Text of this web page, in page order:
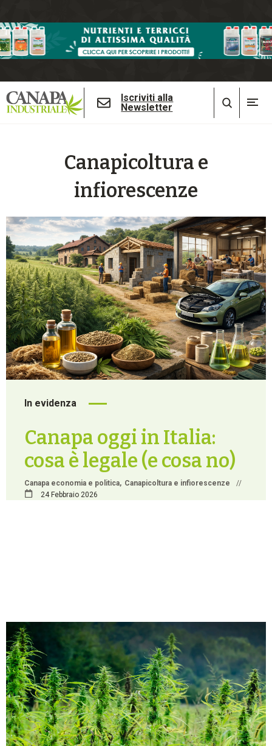
Iscriviti alla
Newsletter
Canapicoltura e
infiorescenze
In evidenza
Canapa oggi in Italia:
cosa è legale (e cosa no)
Canapa economia e politica Canapicoltura e infiorescenze
//
24 Febbraio 2026